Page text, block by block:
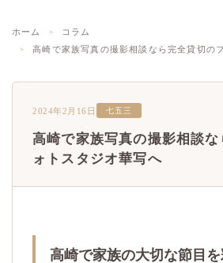
ホーム
コラム
高崎で家族写真の撮影相談なら完全貸切の
2024年2月16日 七五三
高崎で家族写真の撮影相談
ォトスタジオ華写へ
高崎で家族の大切な節目